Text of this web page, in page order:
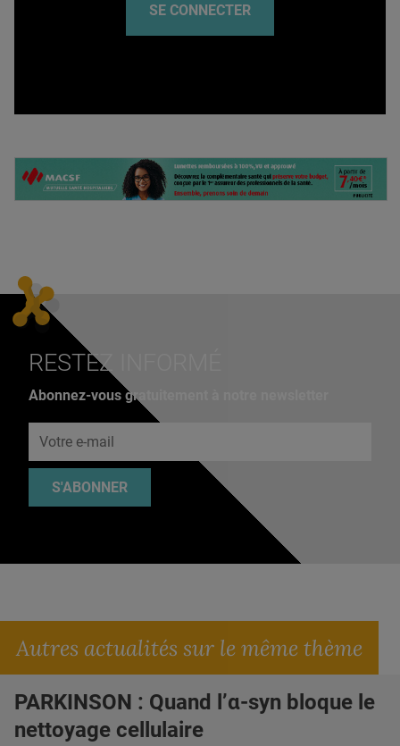
SE CONNECTER
RESTEZ INFORMÉ
Abonnez-vous gratuitement à notre newsletter
S'ABONNER
Autres actualités sur le même thème
PARKINSON : Quand l’α-syn bloque le
nettoyage cellulaire